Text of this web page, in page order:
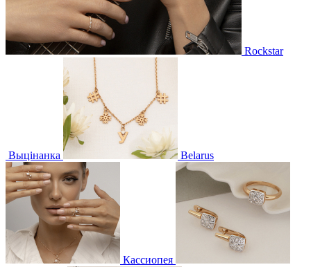
Rockstar
Выцінанка Belarus
Кассиопея